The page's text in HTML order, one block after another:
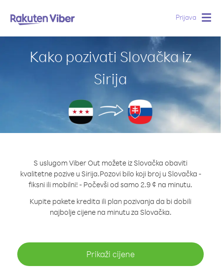
Prijava
Kako pozivati Slovačka iz
Sirija
S uslugom Viber Out možete iz Slovačka obaviti
kvalitetne pozive u Sirija.Pozovi bilo koji broj u Slovačka -
fiksni ili mobilni! - Počevši od samo 2.9 ¢ na minutu.
Kupite pakete kredita ili plan pozivanja da bi dobili
najbolje cijene na minutu za Slovačka.
Prikaži cijene